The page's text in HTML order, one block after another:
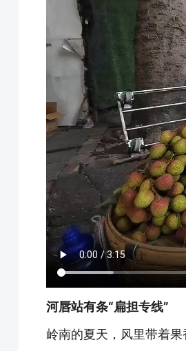
河唇站有条“扁担专线”
岭南的夏天，风里带着果